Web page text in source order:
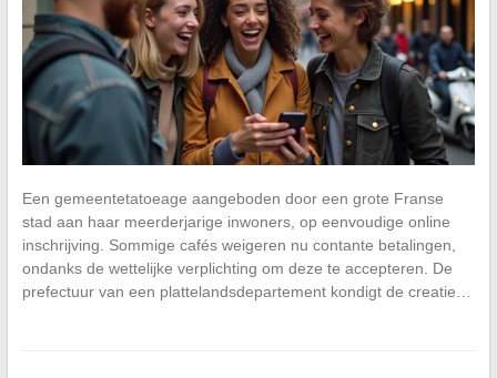
Een gemeentetatoeage aangeboden door een grote Franse
stad aan haar meerderjarige inwoners, op eenvoudige online
inschrijving. Sommige cafés weigeren nu contante betalingen,
ondanks de wettelijke verplichting om deze te accepteren. De
prefectuur van een plattelandsdepartement kondigt de creatie…